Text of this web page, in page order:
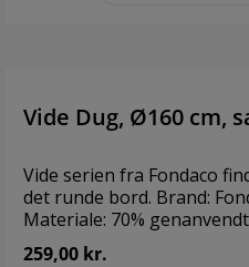
Vide Dug, Ø160 cm,
Vide serien fra Fondaco
det runde bord. Brand: Fondaco Størrelse: Ø160 cm
Materiale: 70% genanvendt bomuld, 30% genanvendt
polyester
259,00 kr.